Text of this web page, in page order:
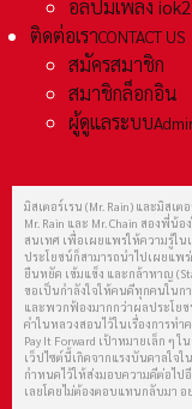
อัลปั้มเพลง
ติดต่อเราCONTACT US
สมัครสมาชิก
สมาชิกล็อกอิน
ผู้ดูแลระบบ
มิสเตอร์เรน (Mr. Rain) และมิสเต
Mr. Rain และ Mr. Chain สองพี่
สนเทศ เพื่อเผยแพร่ให้ความรู้ใน
ประโยชน์ก็สามารถนำไปเผยแพ
ยืนหยัด เข้มแข็ง และกล้าหาญ
ขอเป็นกำลังใจให้คนดีทุกคนในก
และพวกฟ้องมากกว่าผลประโย
คำในหลวงสอนไว้ในเรื่องการทำ
Pay It Forward เป้าหมายเล็ก ๆ
เว็ปไซต์นี้เกิดจากแรงบันดาลใจใ
กำหนดไว้ให้ส่งมอบความดีต่อไป
เลยโดยไม่ต้องตอบแทนกลับมา